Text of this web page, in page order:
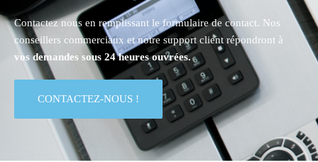
Contactez nous en remplissant le formulaire de contact. Nos
conseillers commerciaux et notre support client répondront à
vos demandes sous 24 heures ouvrées.
CONTACTEZ-NOUS !